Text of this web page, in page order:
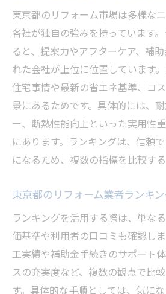
東京都のリフォーム市場は多様なニ
各社が独自の強みを持っています
ると、提案力やアフターケア、補
れた会社が上位に位置しています
住宅事情や最新の省エネ基準、コ
景にあるためです。具体的には、
ー、断熱性能向上といった実用性
にあります。ランキングは、信頼
になるため、複数の指標を比較する
東京都のリフォーム業者ランキ
ランキングを活用する際は、単な
価基準や利用者の口コミも確認し
工実績や補助金手続きのサポート
スの充実度など、複数の観点で比
す。具体的な手順としては、気に